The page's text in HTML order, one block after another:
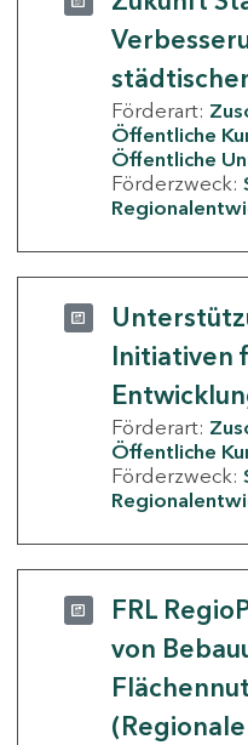
Förderart:
Öffentliche
Öffentliche
Förderzweck:
Initiativen
Förderart:
Öffentliche
Förderzweck:
FRL
von
(Regionale